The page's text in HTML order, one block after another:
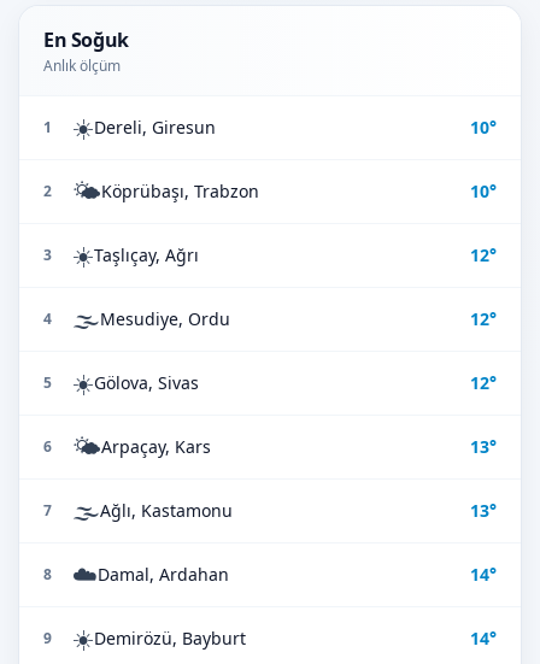
En Soğuk
Anlık ölçüm
1 ☀️Dereli, Giresun 10°
2 🌤️Köprübaşı, Trabzon 10°
3 ☀️Taşlıçay, Ağrı 12°
4 🌫️Mesudiye, Ordu 12°
5 ☀️Gölova, Sivas 12°
6 🌤️Arpaçay, Kars 13°
7 🌫️Ağlı, Kastamonu 13°
8 ☁️Damal, Ardahan 14°
9 ☀️Demirözü, Bayburt 14°